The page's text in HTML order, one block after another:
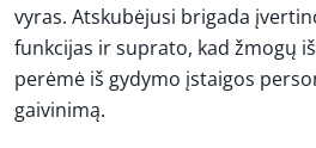
vyras. Atskubėjusi brigada
funkcijas ir suprato, kad žmogų
perėmė iš gydymo įstaigos
gaivinimą.